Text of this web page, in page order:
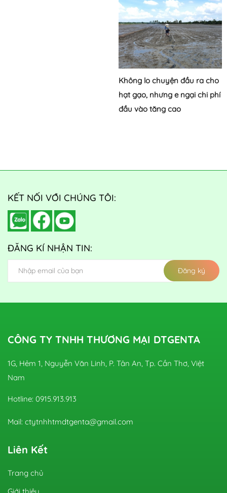
Không lo chuyện đầu ra cho
hạt gạo, nhưng e ngại chi phí
đầu vào tăng cao
KẾT NỐI VỚI CHÚNG TÔI:
ĐĂNG KÍ NHẬN TIN:
Đăng ký
CÔNG TY TNHH THƯƠNG MẠI DTGENTA
1G, Hẻm 1, Nguyễn Văn Linh, P. Tân An, Tp. Cần Thơ, Việt
Nam
Hotline: 0915.913.913
Mail: ctytnhhtmdtgenta@gmail.com
Liên Kết
Trang chủ